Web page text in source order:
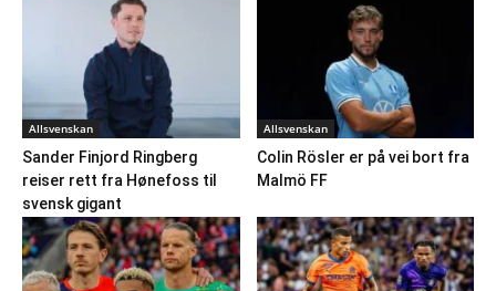
Allsvenskan
Sander Finjord Ringberg
reiser rett fra Hønefoss til
svensk gigant
Allsvenskan
Colin Rösler er på vei bort fra
Malmö FF